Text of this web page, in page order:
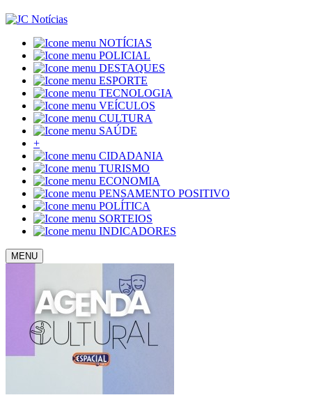
NOTÍCIAS
POLICIAL
DESTAQUES
ESPORTE
TECNOLOGIA
VEÍCULOS
CULTURA
SAÚDE
+
CIDADANIA
TURISMO
ECONOMIA
PENSAMENTO POSITIVO
POLÍTICA
SORTEIOS
INDICADORES
MENU